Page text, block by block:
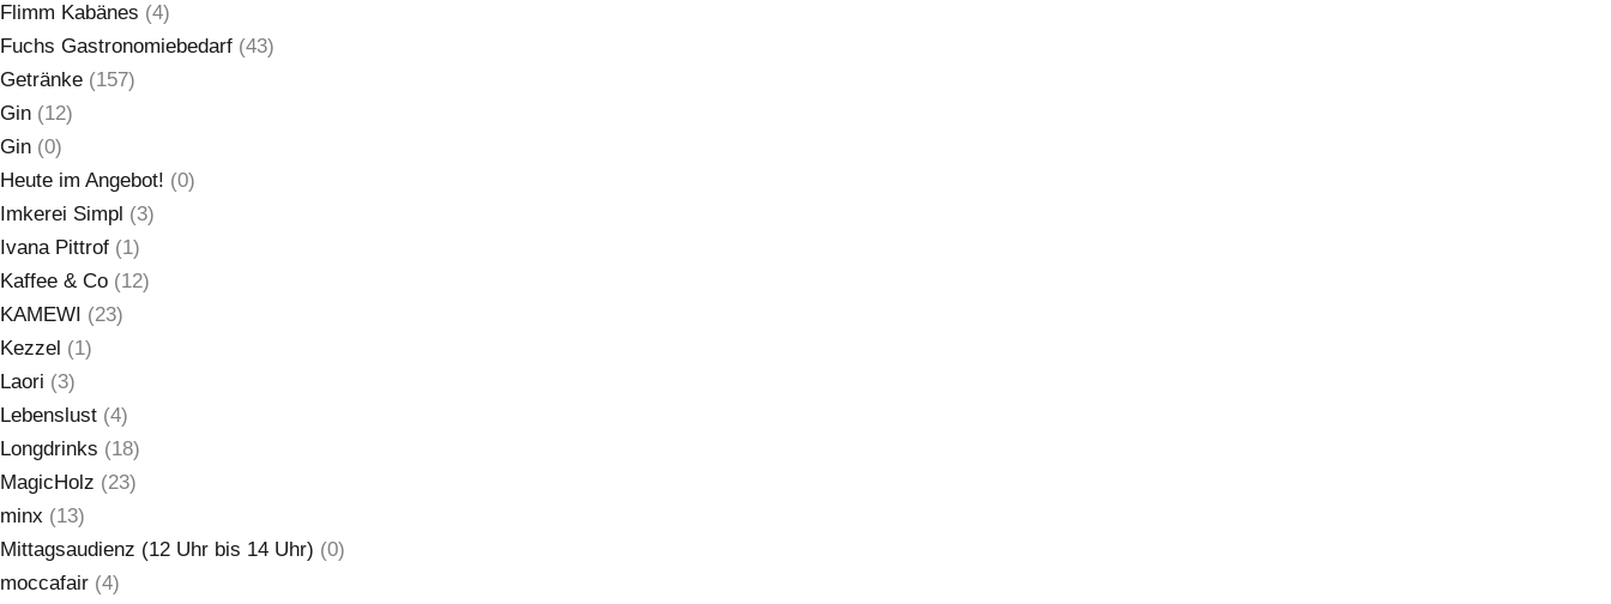
Flimm Kabänes (4)
Fuchs Gastronomiebedarf (43)
Getränke (157)
Gin (12)
Gin (0)
Heute im Angebot! (0)
Imkerei Simpl (3)
Ivana Pittrof (1)
Kaffee & Co (12)
KAMEWI (23)
Kezzel (1)
Laori (3)
Lebenslust (4)
Longdrinks (18)
MagicHolz (23)
minx (13)
Mittagsaudienz (12 Uhr bis 14 Uhr) (0)
moccafair (4)